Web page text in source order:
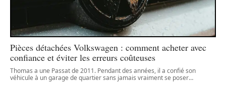
Pièces détachées Volkswagen : comment acheter avec
confiance et éviter les erreurs coûteuses
Thomas a une Passat de 2011. Pendant des années, il a confié son
véhicule à un garage de quartier sans jamais vraiment se poser…